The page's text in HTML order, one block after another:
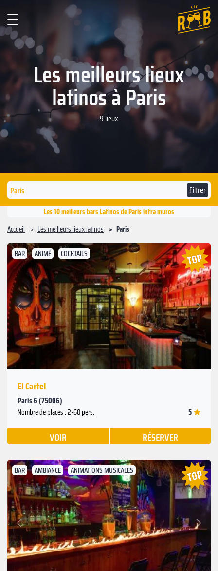
Les meilleurs lieux
latinos à Paris
9 lieux
Filtrer
Les 10 meilleurs bars Latinos de Paris intra muros
Accueil
Les meilleurs lieux latinos Paris
BAR ANIMÉ COCKTAILS
Précédent
Suivant
El Cartel
Paris 6 (75006)
Nombre de places : 2-60 pers. 5
VOIR RÉSERVER
BAR AMBIANCE ANIMATIONS MUSICALES
Précédent
Suivant